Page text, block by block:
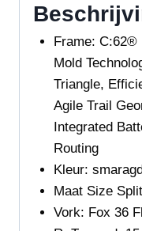
Frame: C:62®
Mold
Triangle,
Agile Trail
Integrated
Routing
Kleur:
MaatSize
Vork: Fox 36